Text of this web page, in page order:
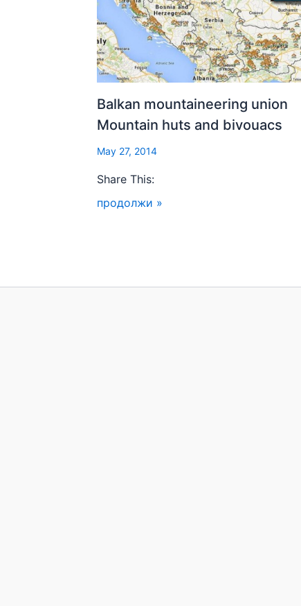
Balkan mountaineering union
Mountain huts and bivouacs
May 27, 2014
Share This:
продолжи »